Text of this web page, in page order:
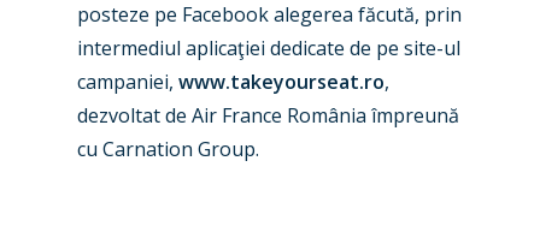
posteze pe Facebook alegerea făcută, prin
intermediul aplicaţiei dedicate de pe site-ul
campaniei, www.takeyourseat.ro,
dezvoltat de Air France România împreună
cu Carnation Group.